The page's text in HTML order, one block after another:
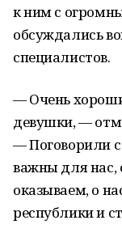
к ним с
обсуждались
специалистов.
— Очень
девушки, —
— Поговорили
важны для
оказываем, о
республики и